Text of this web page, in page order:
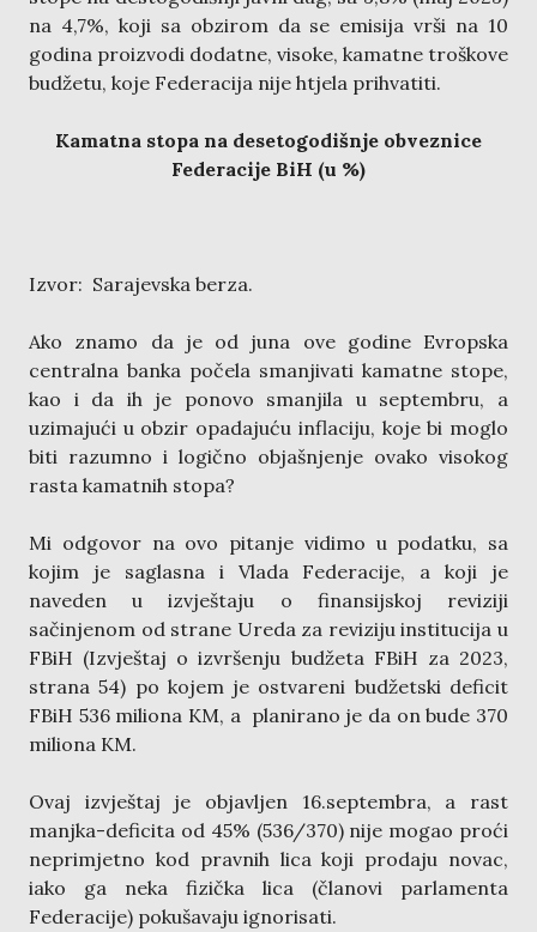
na 4,7%, koji sa obzirom da se emisija vrši na 10
godina proizvodi dodatne, visoke, kamatne troškove
budžetu, koje Federacija nije htjela prihvatiti.
Kamatna stopa na desetogodišnje obveznice
Federacije BiH (u %)
Izvor: Sarajevska berza.
Ako znamo da je od juna ove godine Evropska
centralna banka počela smanjivati kamatne stope,
kao i da ih je ponovo smanjila u septembru, a
uzimajući u obzir opadajuću inflaciju, koje bi moglo
biti razumno i logično objašnjenje ovako visokog
rasta kamatnih stopa?
Mi odgovor na ovo pitanje vidimo u podatku, sa
kojim je saglasna i Vlada Federacije, a koji je
naveden u izvještaju o finansijskoj reviziji
sačinjenom od strane Ureda za reviziju institucija u
FBiH (Izvještaj o izvršenju budžeta FBiH za 2023,
strana 54) po kojem je ostvareni budžetski deficit
FBiH 536 miliona KM, a planirano je da on bude 370
miliona KM.
Ovaj izvještaj je objavljen 16.septembra, a rast
manjka-deficita od 45% (536/370) nije mogao proći
neprimjetno kod pravnih lica koji prodaju novac,
iako ga neka fizička lica (članovi parlamenta
Federacije) pokušavaju ignorisati.